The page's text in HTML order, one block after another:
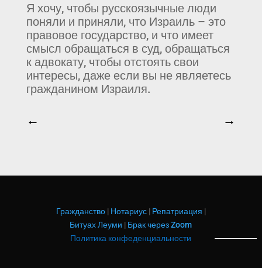
Я хочу, чтобы русскоязычные люди
поняли и приняли, что Израиль – это
правовое государство, и что имеет
смысл обращаться в суд, обращаться
к адвокату, чтобы отстоять свои
интересы, даже если вы не являетесь
гражданином Израиля.
← →
Гражданство| Нотариус| Репатриация |
Битуах Леуми | Брак через Zoom
Политика конфеденциальности